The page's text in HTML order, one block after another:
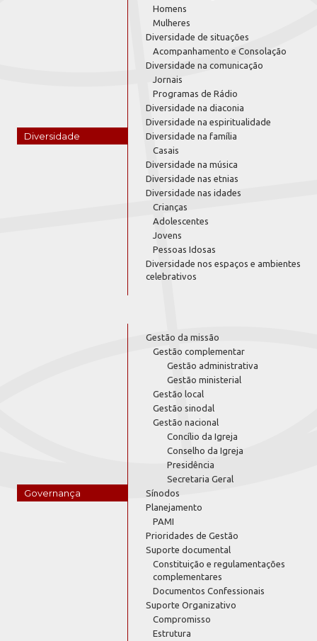
Diversidade
Homens
Mulheres
Diversidade de situações
Acompanhamento e Consolação
Diversidade na comunicação
Jornais
Programas de Rádio
Diversidade na diaconia
Diversidade na espiritualidade
Diversidade na família
Casais
Diversidade na música
Diversidade nas etnias
Diversidade nas idades
Crianças
Adolescentes
Jovens
Pessoas Idosas
Diversidade nos espaços e ambientes
celebrativos
Governança
Gestão da missão
Gestão complementar
Gestão administrativa
Gestão ministerial
Gestão local
Gestão sinodal
Gestão nacional
Concílio da Igreja
Conselho da Igreja
Presidência
Secretaria Geral
Sínodos
Planejamento
PAMI
Prioridades de Gestão
Suporte documental
Constituição e regulamentações
complementares
Documentos Confessionais
Suporte Organizativo
Compromisso
Estrutura